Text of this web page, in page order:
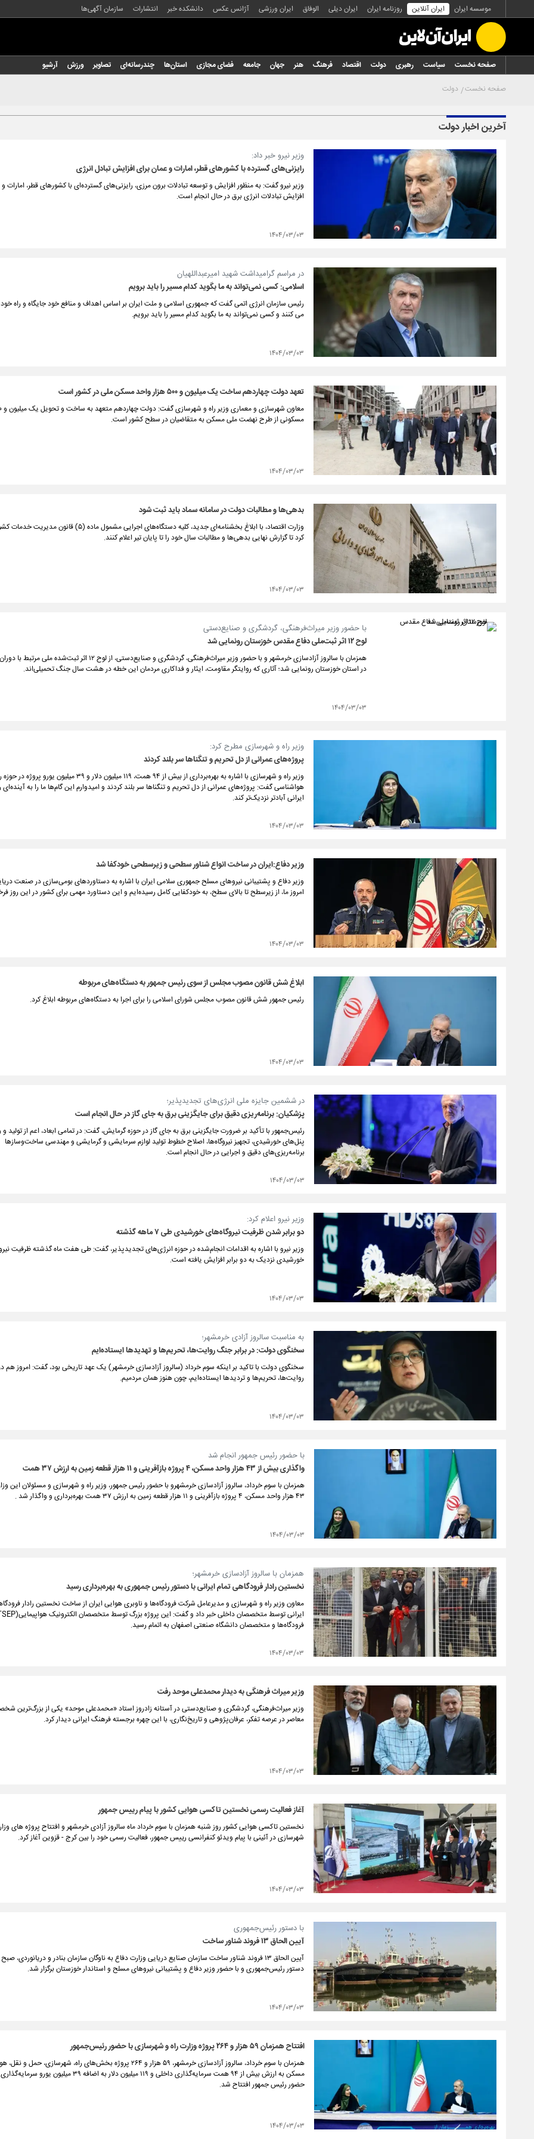
موسسه ایران ایران آنلاین روزنامه ایران ایران دیلی الوفاق ایران ورزشی آژانس عکس دانشکده خبر انتشارات سازمان آگهی‌ها
صفحه نخست سیاست رهبری دولت اقتصاد فرهنگ هنر جهان جامعه فضای مجازی استان‌ها چندرسانه‌ای تصاویر ورزش آرشیو
صفحه نخست دولت
آخرین اخبار دولت
وزیر نیرو خبر داد:
رایزنی‌های گسترده با کشورهای قطر، امارات و عمان برای افزایش تبادل انرژی
وزیر نیرو گفت: به منظور افزایش و توسعه تبادلات برون مرزی، رایزنی‌های گسترده‌ای با کشورهای قطر، امارات
افزایش تبادلات انرژی برق در حال انجام است.
۱۴۰۴/۰۳/۰۳
در مراسم گرامیداشت شهید امیرعبداللهیان
اسلامی: کسی نمی‌تواند به ما بگوید کدام مسیر را باید برویم
رئیس سازمان انرژی اتمی گفت که جمهوری اسلامی و ملت ایران بر اساس اهداف و منافع خود جایگاه و راه خود
می کنند و کسی نمی‌تواند به ما بگوید کدام مسیر را باید برویم.
۱۴۰۴/۰۳/۰۳
تعهد دولت چهاردهم ساخت یک میلیون و ۵۰۰ هزار واحد مسکن ملی در کشور است
مسکونی از طرح نهضت ملی مسکن به متقاضیان در سطح کشور است.
۱۴۰۴/۰۳/۰۳
بدهی‌ها و مطالبات دولت در سامانه سماد باید ثبت شود
وزارت اقتصاد، با ابلاغ بخشنامه‌ای جدید، کلیه دستگاه‌های اجرایی مشمول
کرد تا گزارش نهایی بدهی‌ها و مطالبات سال خود را تا پایان تیر اعلام کنند.
۱۴۰۴/۰۳/۰۳
با حضور وزیر میراث‌فرهنگی، گردشگری و صنایع‌دستی
لوح ۱۲ اثر ثبت‌ملی دفاع مقدس خوزستان رونمایی شد
همزمان با سالروز آزادسازی خرمشهر و با حضور وزیر میراث‌فرهنگی، گردشگری و صنایع‌دستی، از لوح
در استان خوزستان رونمایی شد؛ آثاری که روایتگر مقاومت، ایثار و فداکاری مردمان این خطه در هشت سال جنگ تحمیلی‌اند.
۱۴۰۴/۰۳/۰۳
وزیر راه و شهرسازی مطرح کرد:
پروژه‌های عمرانی از دل تحریم و تنگناها سر بلند کردند
وزیر راه و شهرسازی با اشاره به بهره‌برداری از بیش از ۹۴ همت، ۱۱۹ میلیون دلار و
هواشناسی گفت: پروژه‌های عمرانی از دل تحریم و تنگناها سر بلند کردند و امیدوارم این گام‌ها ما را به
ایرانی آبادتر نزدیک‌تر کند.
۱۴۰۴/۰۳/۰۳
وزیر دفاع:ایران در ساخت انواع شناور سطحی و زیرسطحی خودکفا شد
‌وزیر دفاع و پشتیبانی نیروهای مسلح جمهوری سلامی ایران با اشاره به دستاوردهای بومی‌سازی در صنعت
امروز ما، از زیرسطح تا بالای سطح، به خودکفایی کامل رسیده‌ایم و این دستاورد مهمی برای کشور در این روز
۱۴۰۴/۰۳/۰۳
ابلاغ شش قانون مصوب مجلس از سوی رئیس جمهور به دستگاه‌های مربوطه
رئیس جمهور شش قانون مصوب مجلس شورای اسلامی را برای اجرا به دستگاه‌های مربوطه ابلاغ کرد.
۱۴۰۴/۰۳/۰۳
در ششمین جایزه ملی انرژی‌های تجدیدپذیر؛
پزشکیان: برنامه‌ریزی‌ دقیق برای جایگزینی برق به جای گاز در حال انجام است
رئیس‌جمهور با تأکید بر ضرورت جایگزینی برق به جای گاز در حوزه گرمایش، گفت: در تمامی ابعاد، اعم از تولید و
پنل‌های خورشیدی، تجهیز نیروگاه‌ها، اصلاح خطوط تولید لوازم سرمایشی و گرمایشی و مهندسی ساخت‌وسازها
برنامه‌ریزی‌های دقیق و اجرایی در حال انجام است.
۱۴۰۴/۰۳/۰۳
وزیر نیرو اعلام کرد:
دو برابر شدن ظرفیت نیروگاه‌های خورشیدی طی ۷ ماهه گذشته
وزیر نیرو با اشاره به اقدامات انجام‌شده در حوزه انرژی‌های تجدیدپذیر، گفت: طی هفت ماه گذشته ظرفیت
خورشیدی نزدیک به دو برابر افزایش یافته است.
۱۴۰۴/۰۳/۰۳
به مناسبت سالروز آزادی خرمشهر؛
سخنگوی دولت: در برابر جنگ روایت‌ها، تحریم‌ها و تهدیدها ایستاده‌ایم
سخنگوی دولت با تاکید بر اینکه سوم خرداد (سالروز آزادسازی خرمشهر) یک عهد تاریخی بود، گفت: امروز هم
روایت‌ها، تحریم‌ها و تردیدها ایستاده‌ایم، چون هنوز همان مردمیم.
۱۴۰۴/۰۳/۰۳
با حضور رئیس جمهور انجام شد
واگذاری بیش از ۴۳ هزار واحد مسکن، ۴ پروژه بازآفرینی و ۱۱ هزار قطعه زمین به ارزش ۳۷ همت
همزمان با سوم خرداد، سالروز آزادسازی خرمشهرو با حضور رئیس جمهور، وزیر راه و شهرسازی و مسئولان این
۴۳ هزار واحد مسکن، ۴ پروژه بازآفرینی و ۱۱ هزار قطعه زمین به ارزش ۳۷ همت بهره‌برداری و واگذار شد .
۱۴۰۴/۰۳/۰۳
همزمان با سالروز آزادسازی خرمشهر؛
نخستین رادار فرودگاهی تمام ایرانی با دستور رئیس جمهوری به بهره‌برداری رسید
معاون وزیر راه و شهرسازی و مدیرعامل شرکت فرودگاه‌ها و ناوبری هوایی ایران از ساخت نخستین رادار
فرودگاه‌ها و متخصصان دانشگاه صنعتی اصفهان به اتمام رسید.
۱۴۰۴/۰۳/۰۳
وزیر میراث فرهنگی به دیدار محمدعلی موحد رفت
وزیر میراث‌فرهنگی، گردشگری و صنایع‌دستی در آستانه زادروز استاد «محمدعلی موحد» یکی از بزرگ‌ترین
معاصر در عرصه تفکر، عرفان‌پژوهی و تاریخ‌نگاری، با این چهره برجسته فرهنگ ایرانی دیدار کرد.
۱۴۰۴/۰۳/۰۳
آغاز فعالیت رسمی نخستین تاکسی هوایی کشور با پیام رییس جمهور
نخستین تاکسی هوایی کشور روز شنبه همزمان با سوم خرداد ماه سالروز آزادی خرمشهر و افتتاح پروژه های
شهرسازی در آئینی با پیام ویدئو کنفرانسی رییس جمهور، فعالیت رسمی خود را بین کرج - قزوین آغاز کرد.
۱۴۰۴/۰۳/۰۳
با دستور رئیس‌جمهوری
آیین الحاق ۱۳ فروند شناور ساخت
آیین الحاق ۱۳ فروند شناور ساخت سازمان صنایع دریایی وزارت دفاع به ناوگان سازمان بنادر و دریانوردی، صبح
دستور رئیس‌جمهوری و با حضور وزیر دفاع و پشتیبانی نیروهای مسلح و استاندار خوزستان برگزار شد.
۱۴۰۴/۰۳/۰۳
افتتاح همزمان ۵۹ هزار و ۲۶۴ پروژه وزارت راه و شهرسازی با حضور رئیس‌جمهور
همزمان با سوم خرداد، سالروز آزادسازی خرمشهر، ۵۹ هزار و ۲۶۴ پروژه بخش‌های راه،‌ شهرسازی،
مسکن به ارزش بیش از ۹۴ همت سرمایه‌گذاری داخلی و ۱۱۹ میلیون دلار به اضافه ۳۹
حضور رئیس جمهور افتتاح شد.
۱۴۰۴/۰۳/۰۳